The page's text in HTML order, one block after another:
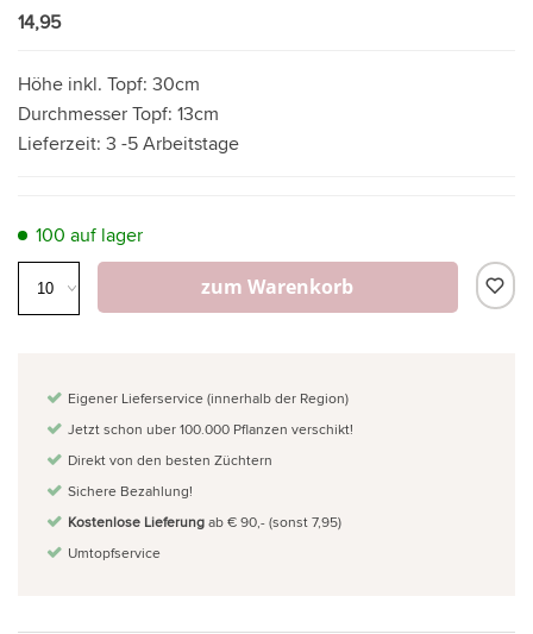
14,95
Höhe inkl. Topf: 30cm
Durchmesser Topf: 13cm
Lieferzeit: 3 -5 Arbeitstage
100 auf lager
zum Warenkorb
Eigener Lieferservice (innerhalb der Region)
Jetzt schon uber 100.000 Pflanzen verschikt!
Direkt von den besten Züchtern
Sichere Bezahlung!
Kostenlose Lieferungab € 90,- (sonst 7,95)
Umtopfservice